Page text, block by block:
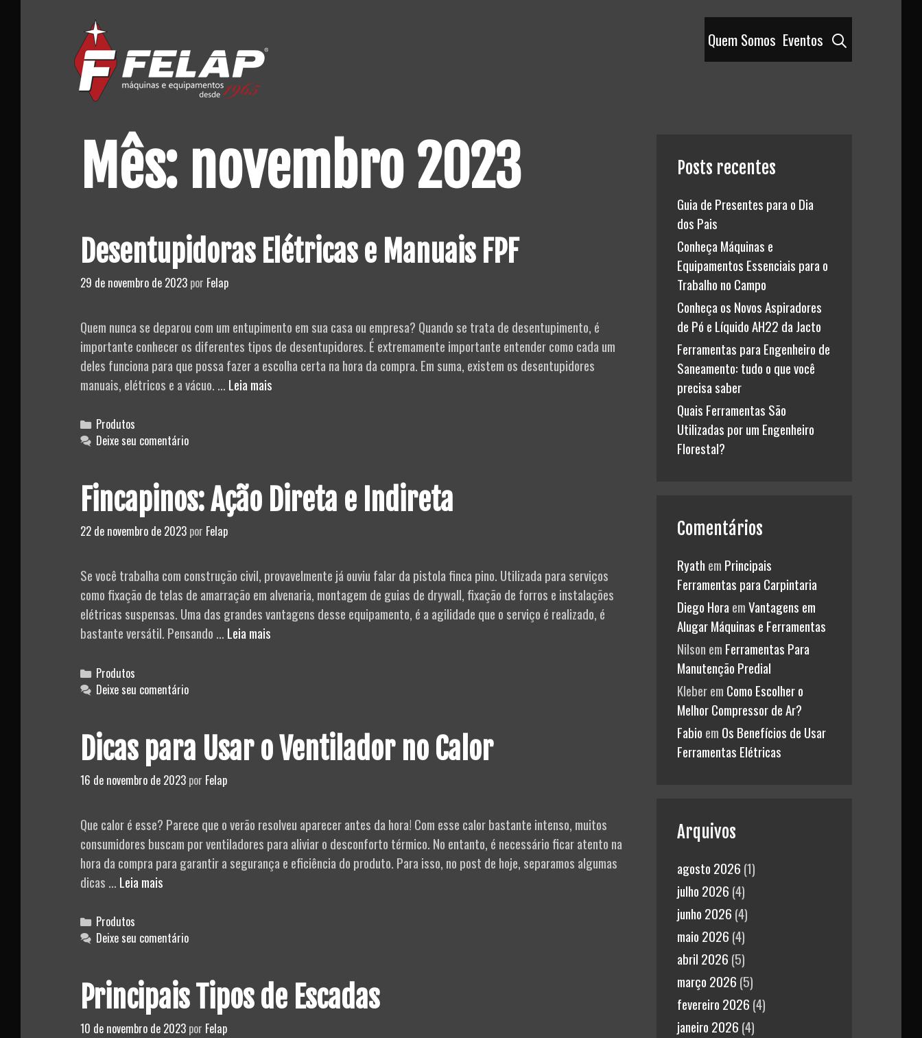
Quem Somos Eventos
Mês: novembro 2023
Desentupidoras Elétricas e Manuais FPF
29 de novembro de 2023 por Felap
Quem nunca se deparou com um entupimento em sua casa ou empresa? Quando se trata de desentupimento, é
importante conhecer os diferentes tipos de desentupidores. É extremamente importante entender como cada um
deles funciona para que possa fazer a escolha certa na hora da compra. Em suma, existem os desentupidores
manuais, elétricos e a vácuo. … Leia mais
Categories
Produtos
Deixe seu comentário
Fincapinos: Ação Direta e Indireta
22 de novembro de 2023 por Felap
Se você trabalha com construção civil, provavelmente já ouviu falar da pistola finca pino. Utilizada para serviços
como fixação de telas de amarração em alvenaria, montagem de guias de drywall, fixação de forros e instalações
elétricas suspensas. Uma das grandes vantagens desse equipamento, é a agilidade que o serviço é realizado, é
bastante versátil. Pensando … Leia mais
Categories
Produtos
Deixe seu comentário
Dicas para Usar o Ventilador no Calor
16 de novembro de 2023 por Felap
Que calor é esse? Parece que o verão resolveu aparecer antes da hora! Com esse calor bastante intenso, muitos
consumidores buscam por ventiladores para aliviar o desconforto térmico. No entanto, é necessário ficar atento na
hora da compra para garantir a segurança e eficiência do produto. Para isso, no post de hoje, separamos algumas
dicas … Leia mais
o
no
Calor
Categories
Produtos
Deixe seu comentário
Principais Tipos de Escadas
10 de novembro de 2023 por Felap
Posts recentes
Guia de Presentes para o Dia
dos Pais
Conheça Máquinas e
Equipamentos Essenciais para o
Trabalho no Campo
Conheça os Novos Aspiradores
de Pó e Líquido AH22 da Jacto
Ferramentas para Engenheiro de
Saneamento: tudo o que você
precisa saber
Quais Ferramentas São
Utilizadas por um Engenheiro
Florestal?
Comentários
Ryath em Principais
Ferramentas para Carpintaria
Diego Hora emVantagens em
Alugar Máquinas e Ferramentas
Nilson em Ferramentas Para
Manutenção Predial
Kleberem Como Escolher o
Melhor Compressor de Ar?
Fabio em Os Benefícios de Usar
Ferramentas Elétricas
Arquivos
agosto 2026 (1)
julho 2026 (4)
junho 2026 (4)
maio 2026 (4)
abril 2026 (5)
março 2026 (5)
fevereiro 2026 (4)
janeiro 2026 (4)